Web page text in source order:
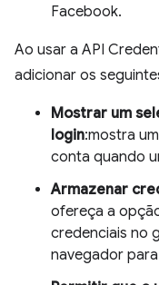
Facebook.
Ao usar a API
adicionar os
Mostrar um
login:mostra
conta quando
Armazenar
ofereça a
credenciais no
navegador